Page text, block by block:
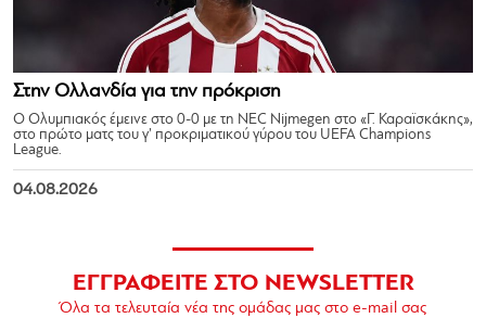
Στην Ολλανδία για την πρόκριση
Ο Ολυμπιακός έμεινε στο 0-0 με τη NEC Nijmegen στο «Γ. Καραϊσκάκης»,
στο πρώτο ματς του γ’ προκριματικού γύρου του UEFA Champions
League.
04.08.2026
ΕΓΓΡΑΦΕΙΤΕ ΣΤΟ NEWSLETTER
Όλα τα τελευταία νέα της ομάδας μας στο e-mail σας